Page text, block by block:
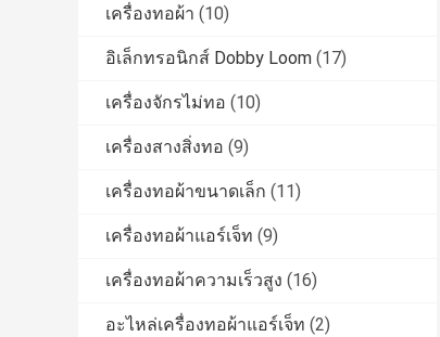
เครื่องทอผ้า (10)
อิเล็กทรอนิกส์ Dobby Loom (17)
เครื่องจักรไม่ทอ (10)
เครื่องสางสิ่งทอ (9)
เครื่องทอผ้าขนาดเล็ก (11)
เครื่องทอผ้าแอร์เจ็ท (9)
เครื่องทอผ้าความเร็วสูง (16)
อะไหล่เครื่องทอผ้าแอร์เจ็ท (2)